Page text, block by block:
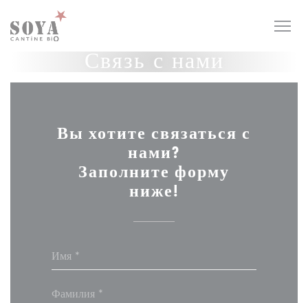
Панель управления cookies
Связь с нами
Вы хотите связаться с
нами?
Заполните форму
ниже!